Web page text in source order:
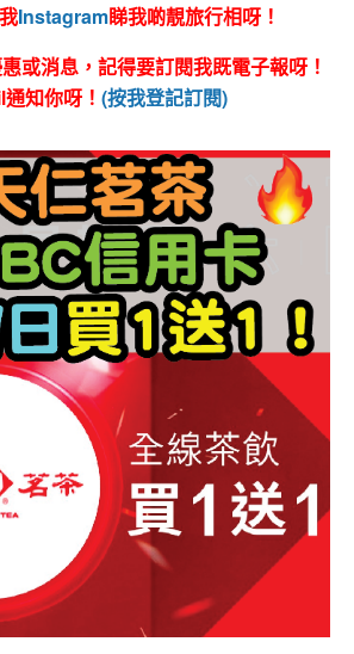
Instagram睇我啲靚旅行相呀！
或消息，記得要訂閱我既電子報呀！
知你呀！ (按我登記訂閱)